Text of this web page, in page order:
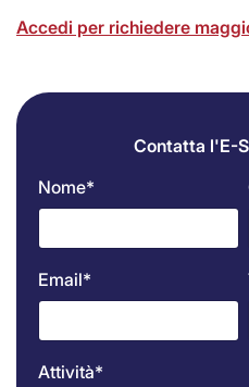
Accedi per richiedere
Contatta l'E-
Nome*
Email*
Attività*